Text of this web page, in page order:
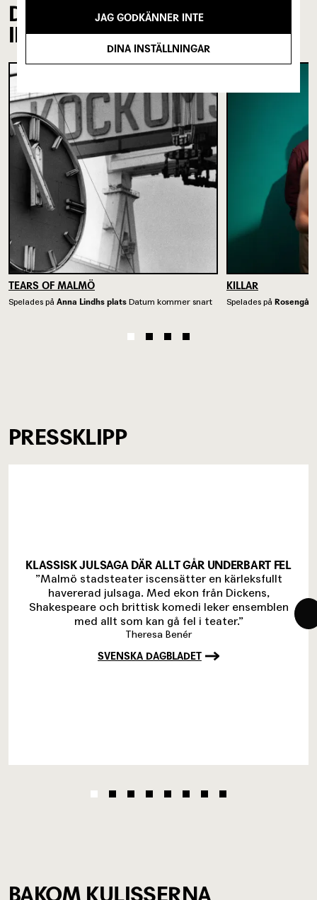
DU KANSKE ÄVEN ÄR
INTRESSERAD AV
TEARS OF MALMÖ
Spelades på Anna Lindhs plats Datum kommer snart
KILLAR
Spelades på Rosengård
PRESSKLIPP
KLASSISK JULSAGA DÄR ALLT GÅR UNDERBART FEL
”Malmö stadsteater iscensätter en kärleksfullt
havererad julsaga. Med ekon från Dickens,
Shakespeare och brittisk komedi leker ensemblen
med allt som kan gå fel i teater.”
Theresa Benér
SVENSKA DAGBLADET
BAKOM KULISSERNA
JAG GODKÄNNER INTE
DINA INSTÄLLNINGAR